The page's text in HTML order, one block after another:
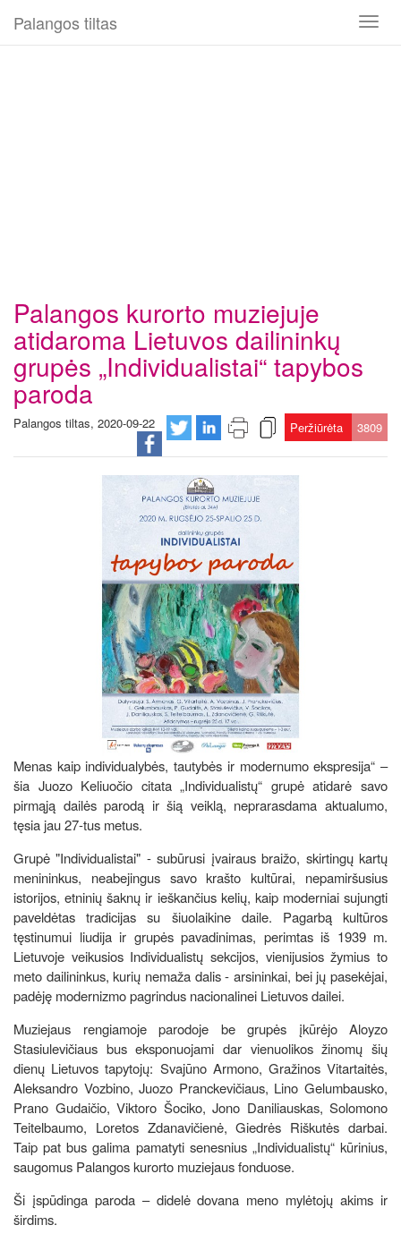
Toggle
Palangos tiltas
Palangos kurorto muziejuje
atidaroma Lietuvos dailininkų
grupės „Individualistai“ tapybos
paroda
Palangos tiltas, 2020-09-22 Peržiūrėta 3809
Menas kaip individualybės, tautybės ir modernumo ekspresija“ –
šia Juozo Keliuočio citata „Individualistų“ grupė atidarė savo
pirmąją dailės parodą ir šią veiklą, neprarasdama aktualumo,
tęsia jau 27-tus metus.
Grupė "Individualistai" - subūrusi įvairaus braižo, skirtingų kartų
menininkus, neabejingus savo krašto kultūrai, nepamiršusius
istorijos, etninių šaknų ir ieškančius kelių, kaip moderniai sujungti
paveldėtas tradicijas su šiuolaikine daile. Pagarbą kultūros
tęstinumui liudija ir grupės pavadinimas, perimtas iš 1939 m.
Lietuvoje veikusios Individualistų sekcijos, vienijusios žymius to
meto dailininkus, kurių nemaža dalis - arsininkai, bei jų pasekėjai,
padėję modernizmo pagrindus nacionalinei Lietuvos dailei.
Muziejaus rengiamoje parodoje be grupės įkūrėjo Aloyzo
Stasiulevičiaus bus eksponuojami dar vienuolikos žinomų šių
dienų Lietuvos tapytojų: Svajūno Armono, Gražinos Vitartaitės,
Aleksandro Vozbino, Juozo Pranckevičiaus, Lino Gelumbausko,
Prano Gudaičio, Viktoro Šociko, Jono Daniliauskas, Solomono
Teitelbaumo, Loretos Zdanavičienė, Giedrės Riškutės darbai.
Taip pat bus galima pamatyti senesnius „Individualistų“ kūrinius,
saugomus Palangos kurorto muziejaus fonduose.
Ši įspūdinga paroda – didelė dovana meno mylėtojų akims ir
širdims.